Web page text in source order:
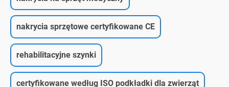
nakrycia sprzętowe certyfikowane CE
rehabilitacyjne szynki
certyfikowane według ISO podkładki dla zwierząt